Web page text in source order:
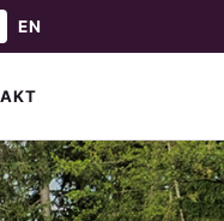
— Polski
EN— English